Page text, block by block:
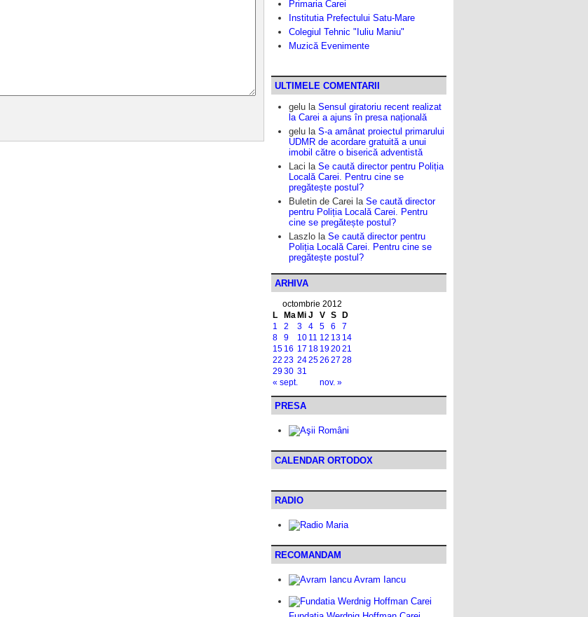
Primaria Carei
Institutia Prefectului Satu-Mare
Colegiul Tehnic "Iuliu Maniu"
Muzică Evenimente
ULTIMELE COMENTARII
gelu la Sensul giratoriu recent realizat
la Carei a ajuns în presa națională
gelu la S-a amânat proiectul primarului
UDMR de acordare gratuită a unui
imobil către o biserică adventistă
Laci la Se caută director pentru Poliția
Locală Carei. Pentru cine se
pregătește postul?
Buletin de Carei la Se caută director
pentru Poliția Locală Carei. Pentru
cine se pregătește postul?
Laszlo la Se caută director pentru
Poliția Locală Carei. Pentru cine se
pregătește postul?
ARHIVA
octombrie 2012
L
Ma Mi J V S D
« sept. nov. »
1 2 3 4 5 6
7
8
9 10 11 12 13 14
15 16 17 18 192021
22 23 242526 27 28
2930 31
PRESA
CALENDAR ORTODOX
RADIO
RECOMANDAM
Avram Iancu